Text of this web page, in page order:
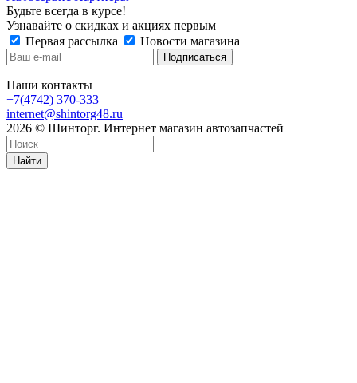
Будьте всегда в курсе!
Узнавайте о скидках и акциях первым
Первая рассылка
Новости магазина
Наши контакты
+7(4742) 370-333
internet@shintorg48.ru
2026 © Шинторг. Интернет магазин автозапчастей
Найти